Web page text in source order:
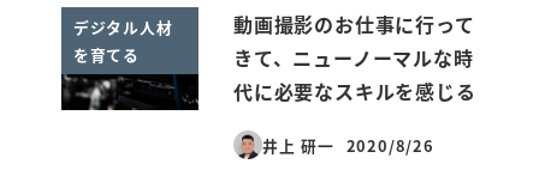
デジタル人材
を育てる
動画撮影のお仕事に行って
きて、ニューノーマルな時
代に必要なスキルを感じる
井上 研一
投稿日
2020/8/26